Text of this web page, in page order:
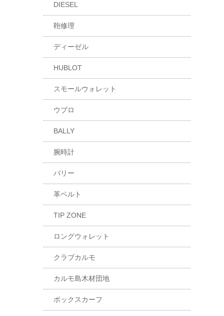
DIESEL
鞄修理
ディーゼル
HUBLOT
スモールウォレット
ウブロ
BALLY
腕時計
バリー
革ベルト
TIP ZONE
ロングウォレット
クラブカルモ
カルモ島木材団地
ボックスカーフ